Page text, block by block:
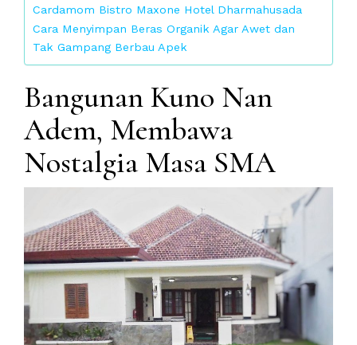
Cardamom Bistro Maxone Hotel Dharmahusada
Cara Menyimpan Beras Organik Agar Awet dan
Tak Gampang Berbau Apek
Bangunan Kuno Nan
Adem, Membawa
Nostalgia Masa SMA